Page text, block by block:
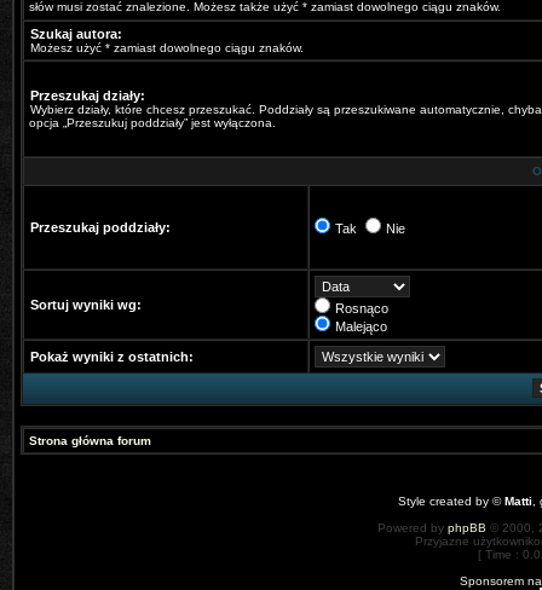
słów musi zostać znalezione. Możesz także użyć * zamiast dowolnego ciągu znaków.
Szukaj autora:
Możesz użyć * zamiast dowolnego ciągu znaków.
Przeszukaj działy:
Wybierz działy, które chcesz przeszukać. Poddziały są przeszukiwane automatycznie,
opcja „Przeszukuj poddziały” jest wyłączona.
Przeszukaj poddziały: Tak Nie
Sortuj wyniki wg:
Rosnąco
Malejąco
Pokaż wyniki z ostatnich:
Strona główna forum
Style created by ©Matti
Powered by phpBB © 2000,
Przyjazne
[ Time :
Sponsorem